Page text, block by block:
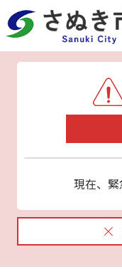
現在、緊